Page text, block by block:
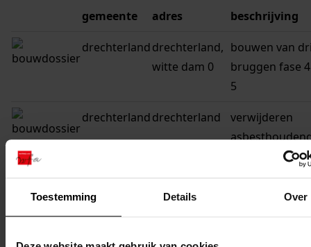
Toestemming Details Over
gemeente adres beschrijving
drechterlanddrechterland,
witte dam 0
bouwen van
bruggen fase
5
drechterlanddrechterland
verwijderen
alle
drechterland